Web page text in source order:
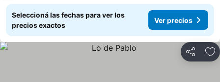
Seleccioná las fechas para ver los
precios exactos
Ver precios
Compartir